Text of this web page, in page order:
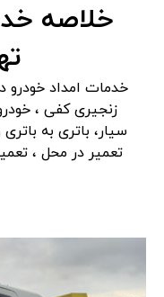
خلاصه
خدمات امداد
زنجیری کفی ،
سیار، باتری به
تعمیر در محل ،